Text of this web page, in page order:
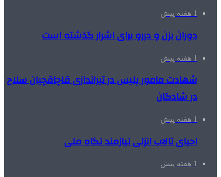
1 هفته پیش
دوران بزن و دررو برای اشرار گذشته است
1 هفته پیش
شهادت مامور پلیس در تیراندازی قاچاقچیان سلاح
در شادگان
1 هفته پیش
احیای تالاب انزلی نیازمند نگاه ملی
1 هفته پیش